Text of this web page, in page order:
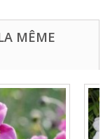
MÊME